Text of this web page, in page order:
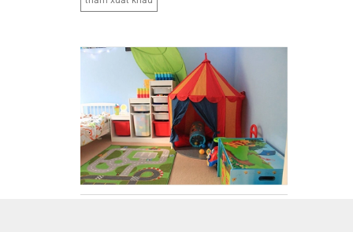
200X220CM
210X230CM
210X240CM
210X250CM
220X240CM
230X245CM
230X250CM
CNB2